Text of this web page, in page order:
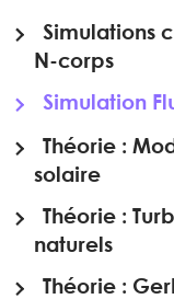
Simulations
N-corps
Simulation
Théorie :
solaire
Théorie :
naturels
Théorie :